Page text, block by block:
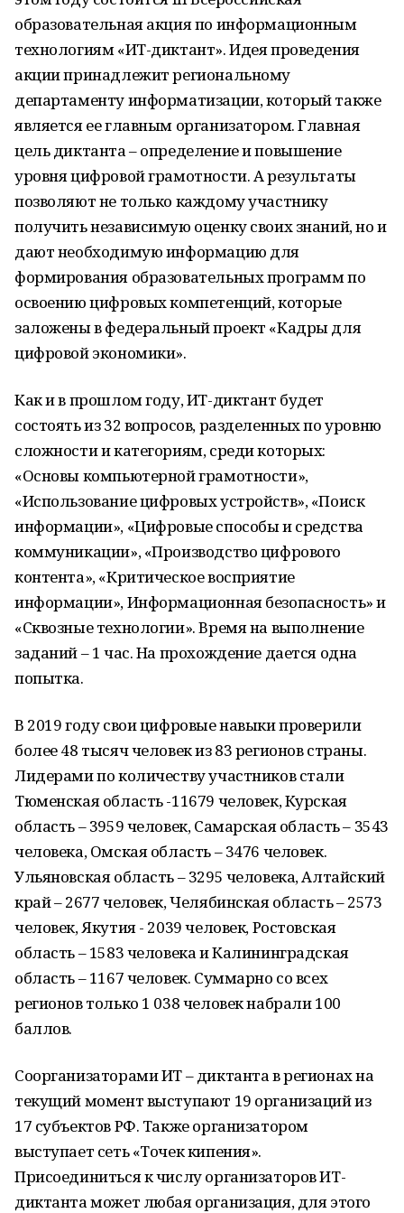
образовательная акция по информационным
технологиям «ИТ-диктант». Идея проведения
акции принадлежит региональному
департаменту информатизации, который также
является ее главным организатором. Главная
цель диктанта – определение и повышение
уровня цифровой грамотности. А результаты
позволяют не только каждому участнику
получить независимую оценку своих знаний, но и
дают необходимую информацию для
формирования образовательных программ по
освоению цифровых компетенций, которые
заложены в федеральный проект «Кадры для
цифровой экономики».
Как и в прошлом году, ИТ-диктант будет
состоять из 32 вопросов, разделенных по уровню
сложности и категориям, среди которых:
«Основы компьютерной грамотности»,
«Использование цифровых устройств», «Поиск
информации», «Цифровые способы и средства
коммуникации», «Производство цифрового
контента», «Критическое восприятие
информации», Информационная безопасность» и
«Сквозные технологии». Время на выполнение
заданий – 1 час. На прохождение дается одна
попытка.
В 2019 году свои цифровые навыки проверили
более 48 тысяч человек из 83 регионов страны.
Лидерами по количеству участников стали
Тюменская область -11679 человек, Курская
область – 3959 человек, Самарская область – 3543
человека, Омская область – 3476 человек.
Ульяновская область – 3295 человека, Алтайский
край – 2677 человек, Челябинская область – 2573
человек, Якутия - 2039 человек, Ростовская
область – 1583 человека и Калининградская
область – 1167 человек. Суммарно со всех
регионов только 1 038 человек набрали 100
баллов.
Соорганизаторами ИТ – диктанта в регионах на
текущий момент выступают 19 организаций из
17 субъектов РФ. Также организатором
выступает сеть «Точек кипения».
Присоединиться к числу организаторов ИТ-
диктанта может любая организация, для этого